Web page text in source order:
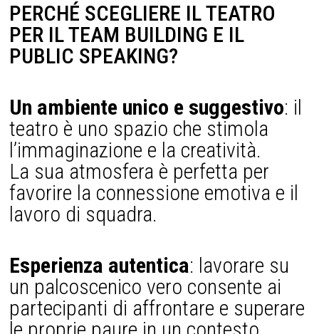
PERCHÉ SCEGLIERE IL TEATRO
PER IL TEAM BUILDING E IL
PUBLIC SPEAKING?
Un ambiente unico e suggestivo: il
teatro è uno spazio che stimola
l’immaginazione e la creatività.
La sua atmosfera è perfetta per
favorire la connessione emotiva e il
lavoro di squadra.
Esperienza autentica: lavorare su
un palcoscenico vero consente ai
partecipanti di affrontare e superare